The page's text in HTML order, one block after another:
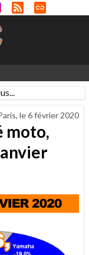
le6 février 2020
moto,